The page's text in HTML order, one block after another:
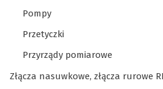
Pompy
Przetyczki
Przyrządy pomiarowe
Złącza nasuwkowe, złącza rurowe